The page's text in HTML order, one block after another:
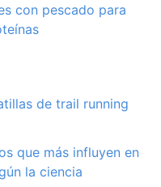
con pescado para
de trail running
que más influyen en
la ciencia